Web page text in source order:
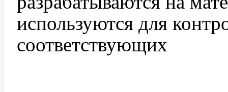
используются для
соответствующих